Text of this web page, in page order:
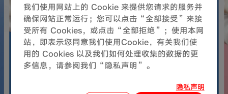
我们使用网站上的 Cookie 来提供您请求的服务并
确保网站正常运行；您可以点击“全部接受”来接
受所有 Cookies，或点击“全部拒绝”；使用本网
站，即表示您同意我们使用Cookie，有关我们使
用的 Cookies 以及我们如何处理收集的数据的更
多信息，请参阅我们“隐私声明”。
隐私声明